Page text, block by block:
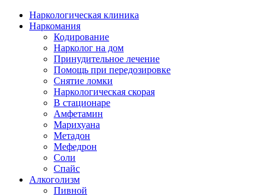
Наркологическая клиника
Наркомания
Кодирование
Нарколог на дом
Принудительное лечение
Помощь при передозировке
Снятие ломки
Наркологическая скорая
В стационаре
Амфетамин
Марихуана
Метадон
Мефедрон
Соли
Спайс
Алкоголизм
Пивной